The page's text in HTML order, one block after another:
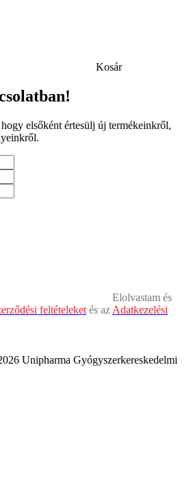
Kosár
elsőként értesülj új termékeinkről,
Elolvastam és
feltételeket és az Adatkezelési
Unipharma Gyógyszerkereskedelmi